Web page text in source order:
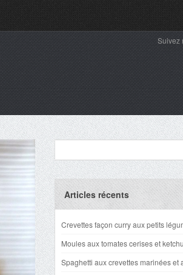
Suivez
Articles récents
Crevettes façon curry aux petits
Moules aux tomates cerises et
Spaghetti aux crevettes marinées et